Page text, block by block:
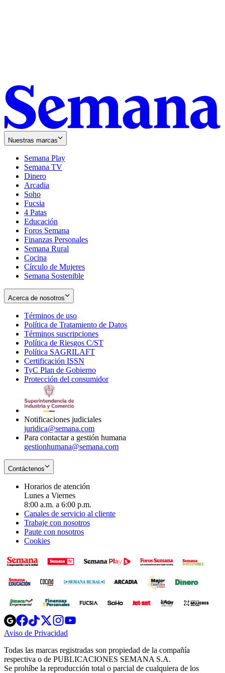
Nuestras marcas
Semana Play
Semana TV
Dinero
Arcadia
Soho
in
new
window
Fucsia
in
new
window
4 Patas
Educación
Foros Semana
Finanzas Personales
Semana Rural
Cocina
Círculo de Mujeres
Semana Sostenible
Acerca de nosotros
Términos de uso
in
new
window
Política de Tratamiento de Datos
Términos suscripciones
in
Política de Riesgos C/ST
Política SAGRILAFT
new
window
Certificación ISSN
in
new
TyC Plan de Gobierno
in
Protección del consumidorOpens
Notificaciones judiciales
juridica@semana.com
Para contactar a gestión humana
gestionhumana@semana.com
Contáctenos
Horarios de atención
Lunes a Viernes
8:00 a.m. a 6:00 p.m.
Canales de servicio al cliente
Trabaje con nosotros
Paute con nosotros
Cookies
Opens
in
new
Opens
in
new
Opens
in
new
window
Opens
new
windowwindow
Aviso de Privacidad
new
window
Todas las marcas registradas son propiedad de la compañía
respectiva o de PUBLICACIONES SEMANA S.A.
Se prohíbe la reproducción total o parcial de cualquiera de los